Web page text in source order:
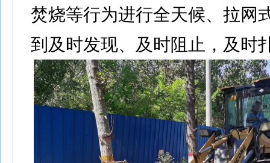
焚烧等行为进行全天候、拉网
到及时发现、及时阻止，及时